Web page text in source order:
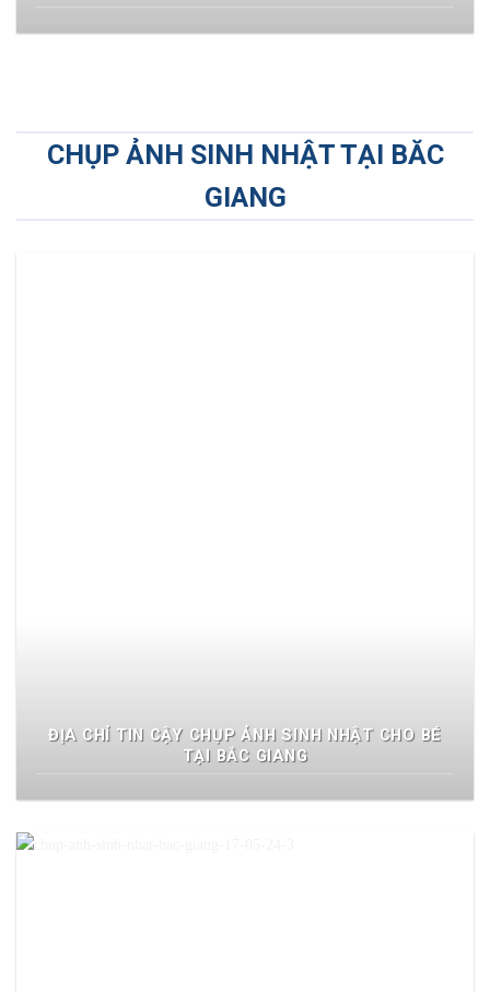
CHỤP ẢNH SINH NHẬT TẠI BĂC
GIANG
ĐỊA CHỈ TIN CẬY CHỤP ẢNH SINH NHẬT CHO BÉ
TẠI BẮC GIANG